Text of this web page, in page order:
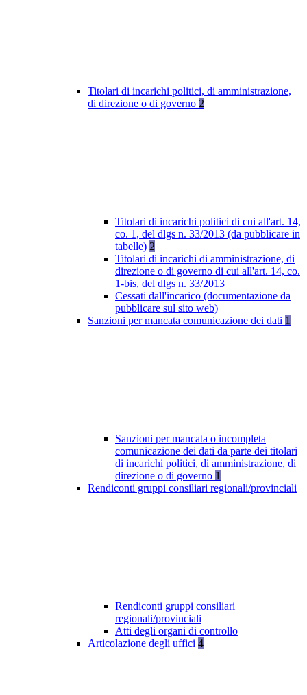
Titolari di incarichi politici, di amministrazione,
di direzione o di governo 2
Titolari di incarichi politici di cui all'art. 14,
co. 1, del dlgs n. 33/2013 (da pubblicare in
tabelle) 2
Titolari di incarichi di amministrazione, di
direzione o di governo di cui all'art. 14, co.
1-bis, del dlgs n. 33/2013
Cessati dall'incarico (documentazione da
pubblicare sul sito web)
Sanzioni per mancata comunicazione dei dati 1
Sanzioni per mancata o incompleta
comunicazione dei dati da parte dei titolari
di incarichi politici, di amministrazione, di
direzione o di governo 1
Rendiconti gruppi consiliari regionali/provinciali
Rendiconti gruppi consiliari
regionali/provinciali
Atti degli organi di controllo
Articolazione degli uffici 4